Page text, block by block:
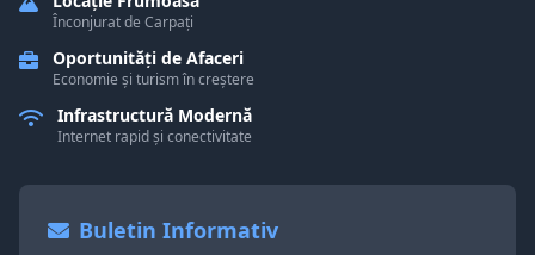
Înconjurat de Carpați
Oportunități de Afaceri
Economie și turism în creștere
Infrastructură Modernă
Internet rapid și conectivitate
Buletin Informativ